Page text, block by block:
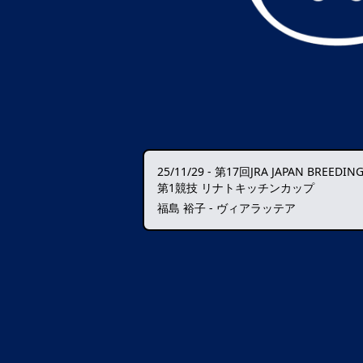
25/11/29 - 第17回JRA JAPAN BREEDING
第1競技 リナトキッチンカップ
福島 裕子 - ヴィアラッテア